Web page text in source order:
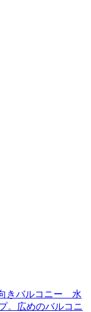
きバルコニー 水
。広めのバルコニ